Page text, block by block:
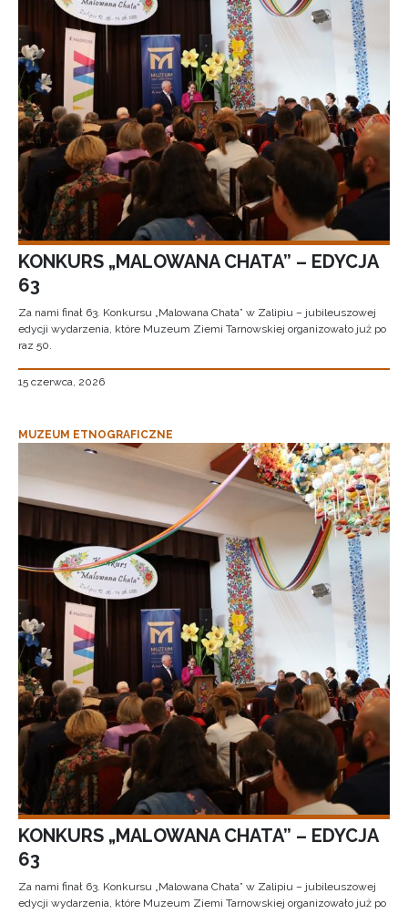
KONKURS „MALOWANA CHATA” – EDYCJA
63
Za nami finał 63. Konkursu „Malowana Chata” w Zalipiu – jubileuszowej
edycji wydarzenia, które Muzeum Ziemi Tarnowskiej organizowało już po
raz 50.
15 czerwca, 2026
MUZEUM ETNOGRAFICZNE
KONKURS „MALOWANA CHATA” – EDYCJA
63
Za nami finał 63. Konkursu „Malowana Chata” w Zalipiu – jubileuszowej
edycji wydarzenia, które Muzeum Ziemi Tarnowskiej organizowało już po